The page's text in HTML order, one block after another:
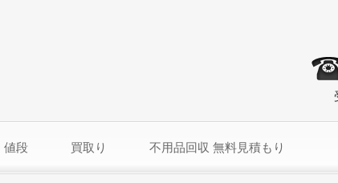
値段 買取り 不用品回収 無料見積もり